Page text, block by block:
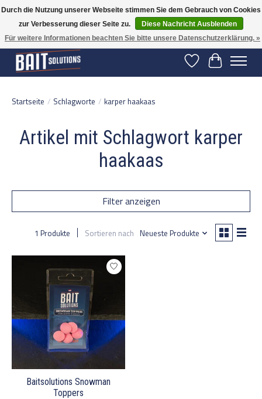
Gratis verzending vanaf 50 euro binnen NL | Op voorraad binnen 2-5 werkdagen
verzonden | België vanaf 70 euro gratis verzonden
Wunschzettel
Ihr
Startseite / Schlagworte / karper haakaas
Artikel mit Schlagwort karper
haakaas
Filter anzeigen
1 Produkte Sortieren nach Neueste Produkte
Baitsolutions Snowman
Toppers
Durch die Nutzung unserer Webseite stimmen Sie dem Gebrauch von Cookies
zur Verbesserung dieser Seite zu.
Diese Nachricht Ausblenden
Für weitere Informationen beachten Sie bitte unsere Datenschutzerklärung. »